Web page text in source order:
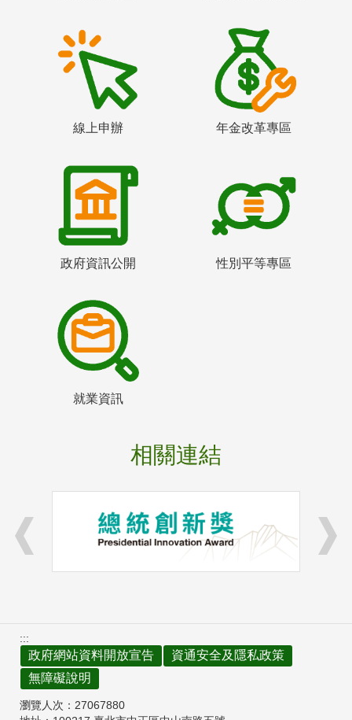
線上申辦 年金改革專區
政府資訊公開 性別平等專區
就業資訊
相關連結
:::
政府網站資料開放宣告
資通安全及隱私政策
無障礙說明
瀏覽人次： 27067880